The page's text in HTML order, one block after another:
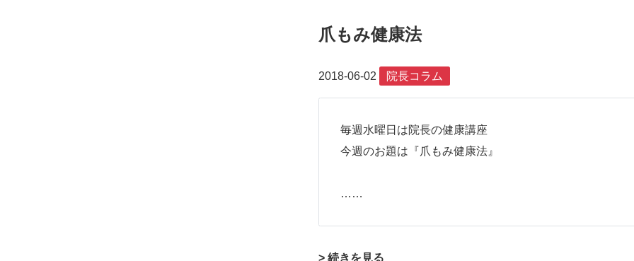
爪もみ健康法
2018-06-02 院長コラム
毎週水曜日は院長の健康講座
今週のお題は『爪もみ健康法』
……
> 続きを見る